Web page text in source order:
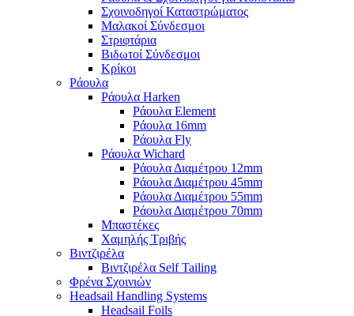
Σχοινοδηγοί Καταστρώματος
Μαλακοί Σύνδεσμοι
Στριφτάρια
Βιδωτοί Σύνδεσμοι
Κρίκοι
Ράουλα
Ράουλα Harken
Ράουλα Element
Ράουλα 16mm
Ράουλα Fly
Ράουλα Wichard
Ράουλα Διαμέτρου 12mm
Ράουλα Διαμέτρου 45mm
Ράουλα Διαμέτρου 55mm
Ράουλα Διαμέτρου 70mm
Μπαστέκες
Χαμηλής Τριβής
Βιντζιρέλα
Βιντζιρέλα Self Tailing
Φρένα Σχοινιών
Headsail Handling Systems
Headsail Foils